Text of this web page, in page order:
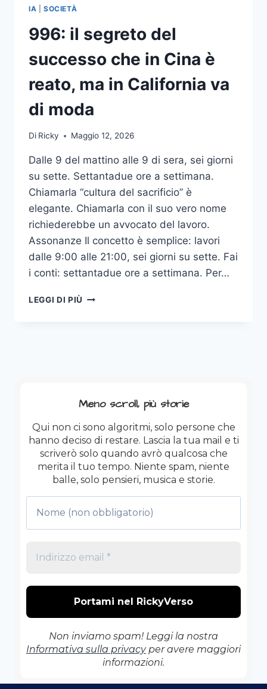
IA SOCIETÀ
996: il segreto del
successo che in Cina è
reato, ma in California va
di moda
Di Ricky Maggio 12, 2026
Dalle 9 del mattino alle 9 di sera, sei giorni
su sette. Settantadue ore a settimana.
Chiamarla “cultura del sacrificio” è
elegante. Chiamarla con il suo vero nome
richiederebbe un avvocato del lavoro.
Assonanze Il concetto è semplice: lavori
dalle 9:00 alle 21:00, sei giorni su sette. Fai
i conti: settantadue ore a settimana. Per…
LEGGI DI PIÙ 996:
REATO,
CALIFORNIA
VA
DI
MODA
Meno scroll, più storie
Qui non ci sono algoritmi, solo persone che
hanno deciso di restare. Lascia la tua mail e ti
scriverò solo quando avrò qualcosa che
merita il tuo tempo. Niente spam, niente
balle, solo pensieri, musica e storie.
Non inviamo spam! Leggi la nostra
Informativa sulla privacyper avere maggiori
informazioni.